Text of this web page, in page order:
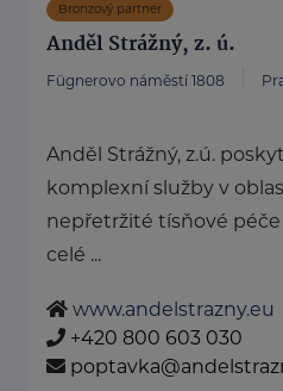
Bronzový partner
Anděl Strážný, z. ú.
Fügnerovo náměstí 1808
Anděl Strážný, z.ú.
komplexní služby v
nepřetržité tísňové péče
celé ...
www.andelstrazny.eu
+420 800 603 030